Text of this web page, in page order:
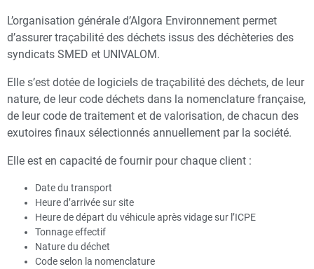
L’organisation générale d’Algora Environnement permet
d’assurer traçabilité des déchets issus des déchèteries des
syndicats SMED et UNIVALOM.
Elle s’est dotée de logiciels de traçabilité des déchets, de leur
nature, de leur code déchets dans la nomenclature française,
de leur code de traitement et de valorisation, de chacun des
exutoires finaux sélectionnés annuellement par la société.
Elle est en capacité de fournir pour chaque client :
Date du transport
Heure d’arrivée sur site
Heure de départ du véhicule après vidage sur l’ICPE
Tonnage effectif
Nature du déchet
Code selon la nomenclature